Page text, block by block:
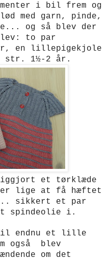
i bil frem og
med garn, pinde,
og så blev der
to par
en lillepigekjole
str. 1½-2 år.
et tørklæde
lige at få hæftet
sikkert et par
spindeolie i.
til endnu et lille
også blev
om det